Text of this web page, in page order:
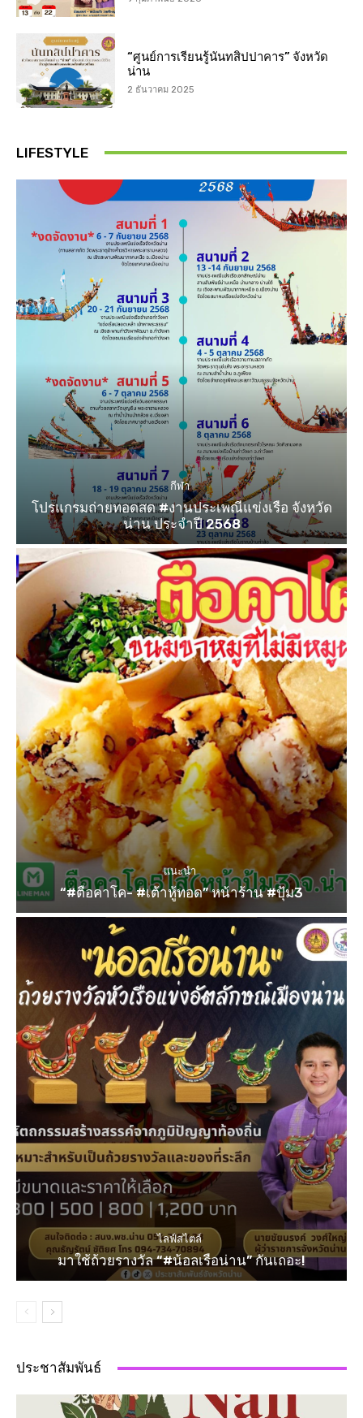
“ศูนย์การเรียนรู้นันทสิปปาคาร” จังหวัด
น่าน
2 ธันวาคม 2025
LIFESTYLE
กีฬา
โปรแกรมถ่ายทอดสด #งานประเพณีแข่งเรือ จังหวัด
น่าน ประจำปี 2568
แนะนำ
“#ตือคาโค- #เต้าหู้ทอด” หน้าร้าน #ปุ้ม3
ไลฟ์สไตล์
มาใช้ถ้วยรางวัล “#น้อลเรือน่าน” กันเถอะ!
ประชาสัมพันธ์